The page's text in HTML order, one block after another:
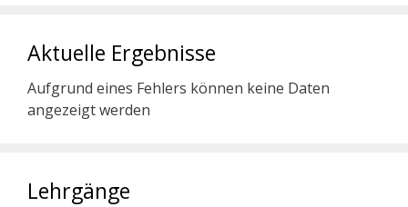
Aktuelle Ergebnisse
Aufgrund eines Fehlers können keine Daten
angezeigt werden
Lehrgänge